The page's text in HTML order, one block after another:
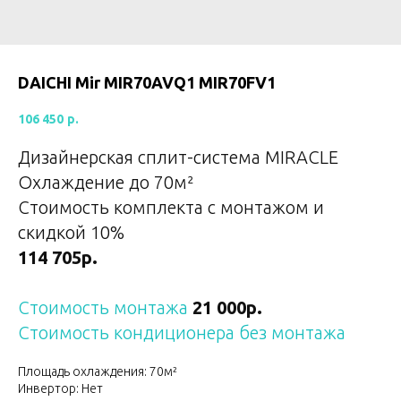
DAICHI Mir MIR70AVQ1 MIR70FV1
106 450 р.
Дизайнерская сплит-система MIRACLE
Охлаждение до 70м²
Стоимость комплекта с монтажом и
скидкой 10%
114 705р.
Стоимость монтажа 21 000р.
Стоимость кондиционера без монтажа
Площадь охлаждения: 70м²
Инвертор: Нет